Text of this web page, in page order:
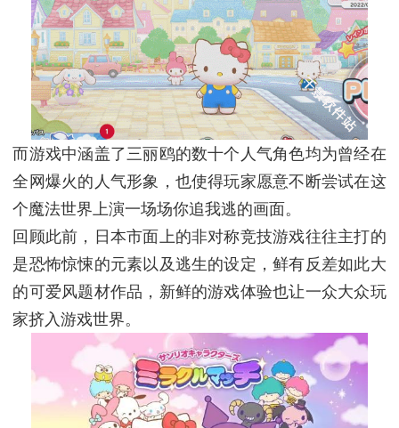
而游戏中涵盖了三丽鸥的数十个人气角色均为曾经在
全网爆火的人气形象，也使得玩家愿意不断尝试在这
个魔法世界上演一场场你追我逃的画面。
回顾此前，日本市面上的非对称竞技游戏往往主打的
是恐怖惊悚的元素以及逃生的设定，鲜有反差如此大
的可爱风题材作品，新鲜的游戏体验也让一众大众玩
家挤入游戏世界。